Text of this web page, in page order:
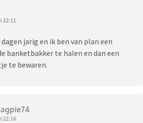
22:11
jarig en ik ben van plan een
banketbakker te halen en dan een
te bewaren.
22:16